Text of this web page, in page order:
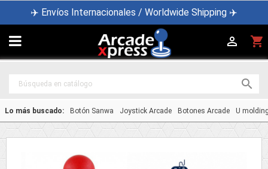
✈️ Envíos Internacionales / Worldwide Shipping ✈️
 shopping_cart


Lo más buscado: Botón Sanwa Joystick Arcade Botones Arcade U